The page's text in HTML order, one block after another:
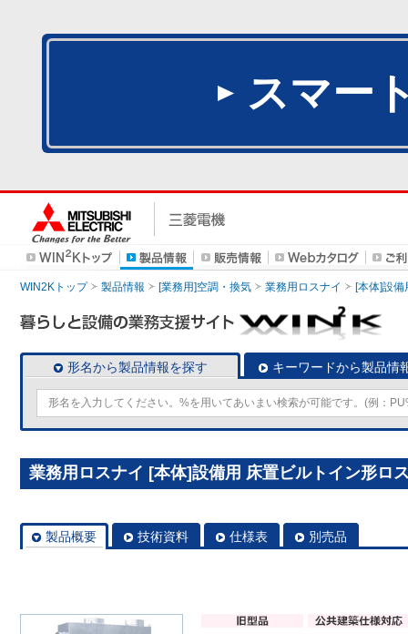
スマー
WIN2Kトップ 製品情報 [業務用]空調・換気 業務用ロスナイ [本体]設備
形名から製品情報を探す キーワードから製品情
業務用ロスナイ [本体]設備用 床置ビルトイン形ロ
製品概要 技術資料 仕様表 別売品